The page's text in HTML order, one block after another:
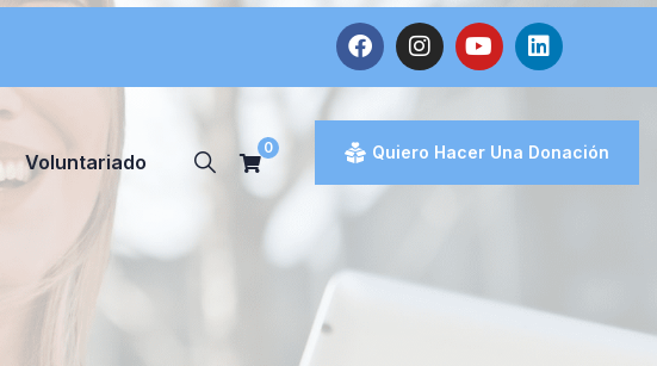
Voluntariado
0 Quiero Hacer Una Donación